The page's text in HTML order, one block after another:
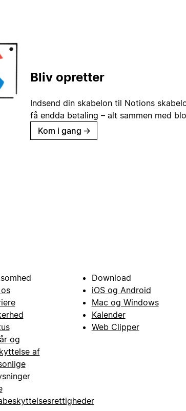
Bliv opretter
Indsend din skabelon til Notions
få endda betaling – alt sammen med
Kom i gang →
og
af
Download
iOS og Android
Mac og Windows
Kalender
Web Clipper